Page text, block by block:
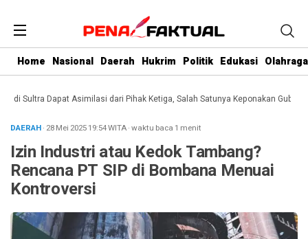
Home Nasional Daerah Hukrim Politik Edukasi Olahraga
Dapat Asimilasi dari Pihak Ketiga, Salah Satunya Keponakan Gubernur
DAERAH· 28 Mei 202519:54WITA·waktu baca 1 menit
Izin Industri atau Kedok Tambang?
Rencana PT SIP di Bombana Menuai
Kontroversi